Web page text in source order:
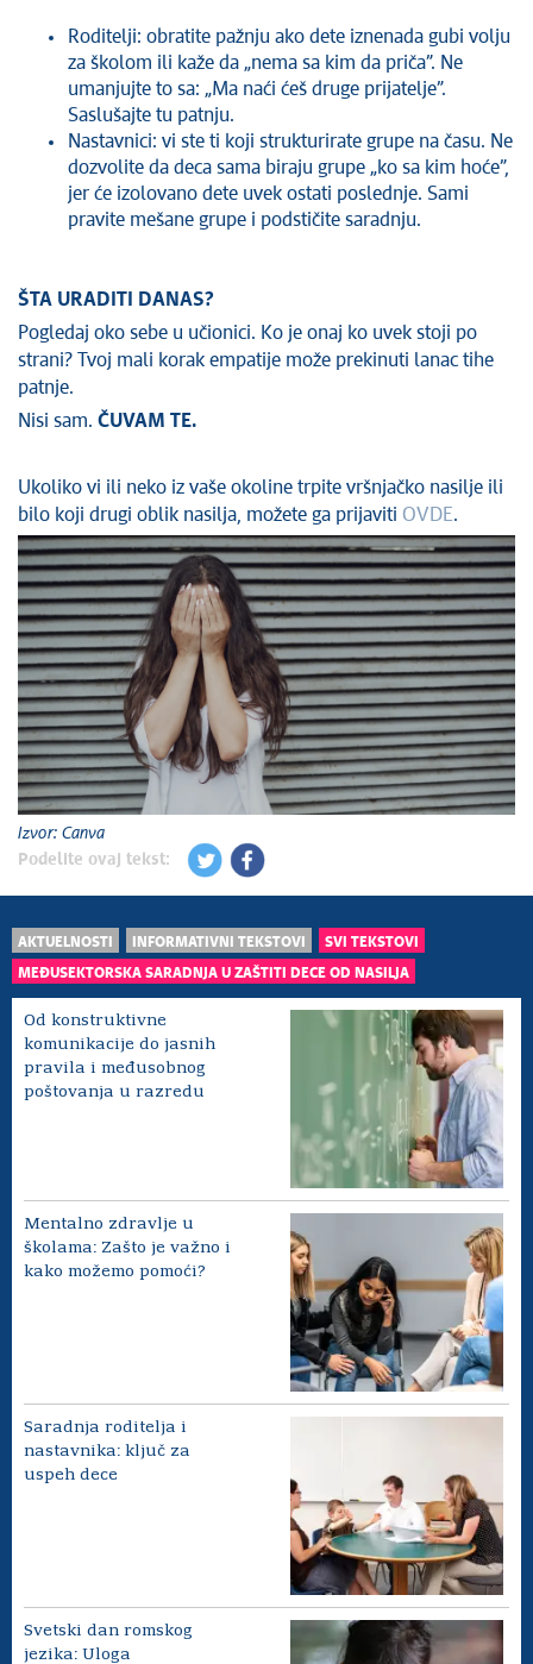
Roditelji: obratite pažnju ako dete iznenada gubi volju
za školom ili kaže da „nema sa kim da priča”. Ne
umanjujte to sa: „Ma naći ćeš druge prijatelje”.
Saslušajte tu patnju.
Nastavnici: vi ste ti koji strukturirate grupe na času. Ne
dozvolite da deca sama biraju grupe „ko sa kim hoće”,
jer će izolovano dete uvek ostati poslednje. Sami
pravite mešane grupe i podstičite saradnju.
ŠTA URADITI DANAS?
Pogledaj oko sebe u učionici. Ko je onaj ko uvek stoji po
strani? Tvoj mali korak empatije može prekinuti lanac tihe
patnje.
Nisi sam. ČUVAM TE.
Ukoliko vi ili neko iz vaše okoline trpite vršnjačko nasilje ili
bilo koji drugi oblik nasilja, možete ga prijaviti OVDE.
Izvor: Canva
Podelite ovaj tekst:
AKTUELNOSTI INFORMATIVNI TEKSTOVI SVI TEKSTOVI
MEĐUSEKTORSKA SARADNJA U ZAŠTITI DECE OD NASILJA
Od konstruktivne
komunikacije do jasnih
pravila i međusobnog
poštovanja u razredu
Mentalno zdravlje u
školama: Zašto je važno i
kako možemo pomoći?
Saradnja roditelja i
nastavnika: ključ za
uspeh dece
Svetski dan romskog
jezika: Uloga